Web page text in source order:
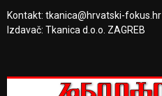
Kontakt: tkanica@hrvatski-fokus.hr
Izdavač: Tkanica d.o.o. ZAGREB